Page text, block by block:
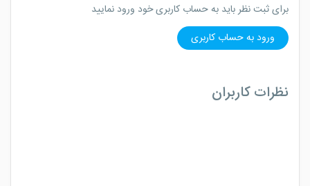
برای ثبت نظر باید به حساب کاربری خود ورود نمایید
ورود به حساب کاربری
نظرات کاربران